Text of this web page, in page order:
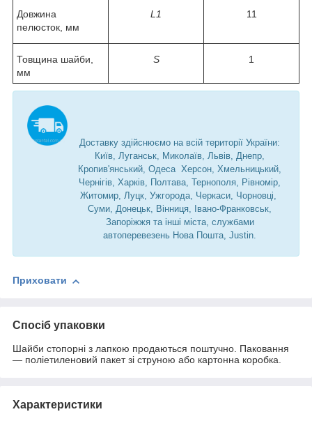
Довжина
пелюсток, мм
L1 11
Товщина шайби,
мм
S 1
Доставку здійснюємо на всій території України:
Київ, Луганськ, Миколаїв, Львів, Днепр,
Кропив'янський, Одеса Херсон, Хмельницький,
Чернігів, Харків, Полтава, Тернополя, Рівномір,
Житомир, Луцк, Ужгорода, Черкаси, Чорновці,
Суми, Донецьк, Вінниця, Івано-Франковськ,
Запоріжжя та інші міста, службами
автоперевезень Нова Пошта, Justin.
Приховати
Спосіб упаковки
Шайби стопорні з лапкою продаються поштучно. Паковання
— поліетиленовий пакет зі струною або картонна коробка.
Характеристики